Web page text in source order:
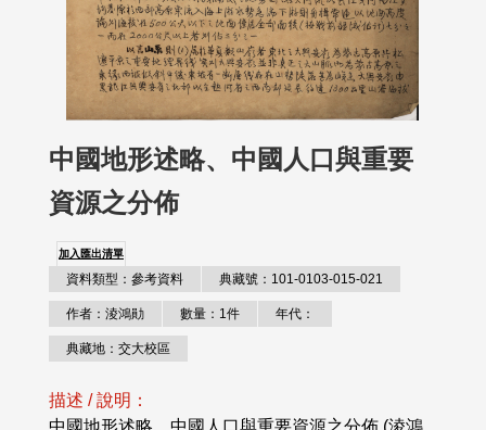
中國地形述略、中國人口與重要
資源之分佈
加入匯出清單
資料類型：參考資料 典藏號：101-0103-015-021
作者：淩鴻勛 數量：1件 年代：
典藏地：交大校區
描述 / 說明：
中國地形述略、中國人口與重要資源之分佈 (淩鴻